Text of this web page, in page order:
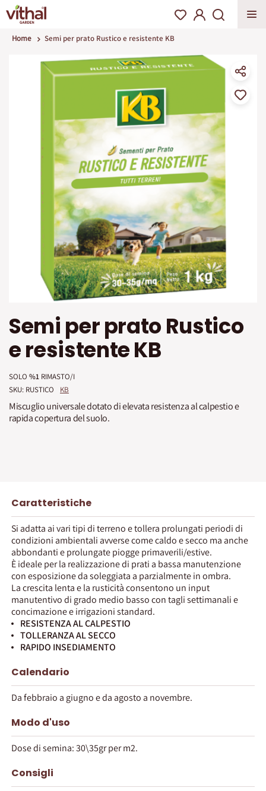
Home Semi per prato Rustico e resistente KB
all'inizio
della
galleria
di
Semi per prato Rustico
e resistente KB
SOLO %1 RIMASTO/I
SKU: RUSTICO KB
Miscuglio universale dotato di elevata resistenza al calpestio e
rapida copertura del suolo.
Caratteristiche
Si adatta ai vari tipi di terreno e tollera prolungati periodi di
condizioni ambientali avverse come caldo e secco ma anche
abbondanti e prolungate piogge primaverili/estive.
È ideale per la realizzazione di prati a bassa manutenzione
con esposizione da soleggiata a parzialmente in ombra.
La crescita lenta e la rusticità consentono un input
manutentivo di grado medio basso con tagli settimanali e
concimazione e irrigazioni standard.
RESISTENZA AL CALPESTIO
TOLLERANZA AL SECCO
RAPIDO INSEDIAMENTO
Calendario
Da febbraio a giugno e da agosto a novembre.
Modo d'uso
Dose di semina: 30\35gr per m2.
Consigli